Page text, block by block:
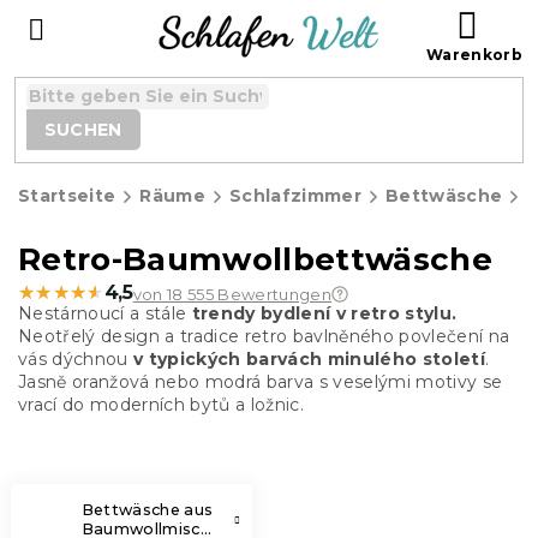
SUCHEN
Startseite Räume Schlafzimmer Bettwäsche
Retro-Baumwollbettwäsche
★★★★★
★★★★★ 4,5von 18 555 Bewertungen
Nestárnoucí a stále trendy bydlení v retro stylu.
Neotřelý design a tradice retro bavlněného povlečení na
vás dýchnouv typických barvách minulého století.
Jasně oranžová nebo modrá barva s veselými motivy se
vrací do moderních bytů a ložnic.
Bettwäsche aus
Baumwollmischung